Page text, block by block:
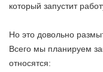
который запустит
Но это довольно
Всего мы планируем
относятся: